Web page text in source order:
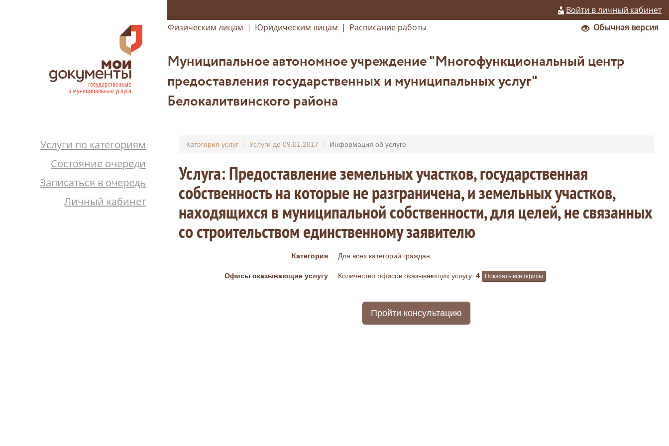
Войти в личный кабинет
Физическим лицам | Юридическим лицам | Расписание работы Обычная версия
Муниципальное автономное учреждение "Многофункциональный центр
предоставления государственных и муниципальных услуг"
Белокалитвинского района
Услуги по категориям
Состояние очереди
Записаться в очередь
Личный кабинет
Категория услуг Услуги до 09.01.2017 Информация об услуге
Услуга: Предоставление земельных участков, государственная
собственность на которые не разграничена, и земельных участков,
находящихся в муниципальной собственности, для целей, не связанных
со строительством единственному заявителю
Категория Для всех категорий граждан
Офисы оказывающие услугу Количество офисов оказывающих услугу: 4 Показать все офисы
Пройти консультацию